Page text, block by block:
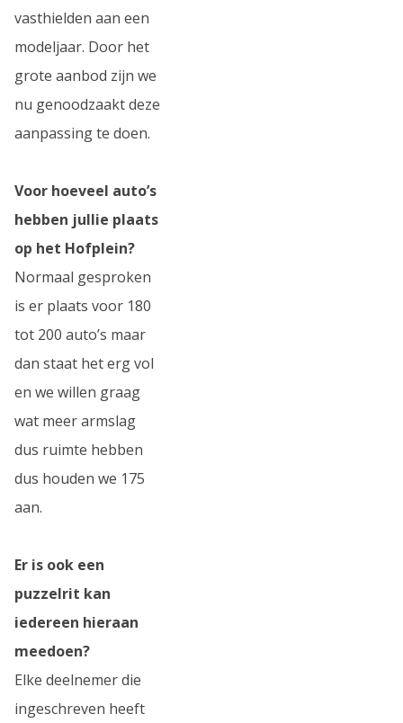
vasthielden aan een
modeljaar. Door het
grote aanbod zijn we
nu genoodzaakt deze
aanpassing te doen.
Voor hoeveel auto’s
hebben jullie plaats
op het Hofplein?
Normaal gesproken
is er plaats voor 180
tot 200 auto’s maar
dan staat het erg vol
en we willen graag
wat meer armslag
dus ruimte hebben
dus houden we 175
aan.
Er is ook een
puzzelrit kan
iedereen hieraan
meedoen?
Elke deelnemer die
ingeschreven heeft